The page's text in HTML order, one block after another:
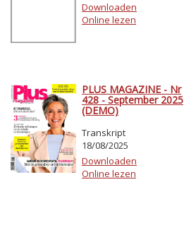
Downloaden
Online lezen
PLUS MAGAZINE - Nr
428 - September 2025
(DEMO)
Transkript
18/08/2025
Downloaden
Online lezen